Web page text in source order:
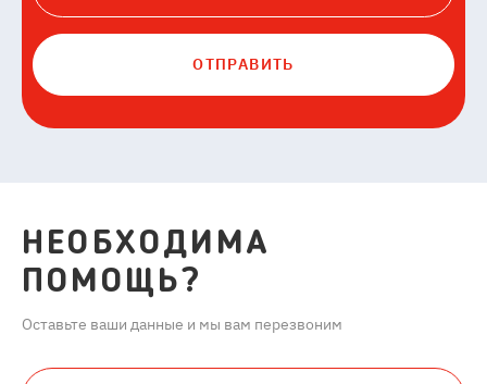
ОТПРАВИТЬ
НЕОБХОДИМА
ПОМОЩЬ?
Оставьте ваши данные и мы вам перезвоним